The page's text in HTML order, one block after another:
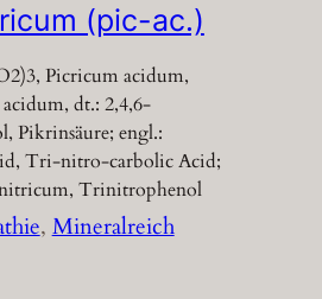
(pic-ac.)
Picricum acidum,
dt.: 2,4,6-
Pikrinsäure; engl.:
Tri-nitro-carbolic Acid;
Trinitrophenol
, Mineralreich